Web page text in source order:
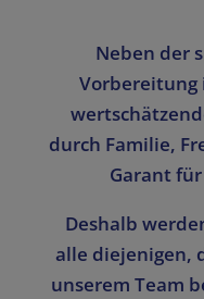
Neben der
Vorbereitung
durch Familie,
Garant
Deshalb
alle diejenigen,
unserem Team